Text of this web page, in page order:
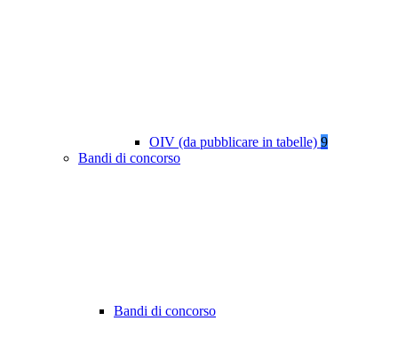
OIV (da pubblicare in tabelle) 9
Bandi di concorso
Bandi di concorso